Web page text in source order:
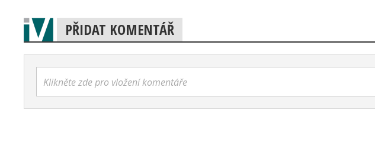
PŘIDAT KOMENTÁŘ
Klikněte zde pro vložení komentáře